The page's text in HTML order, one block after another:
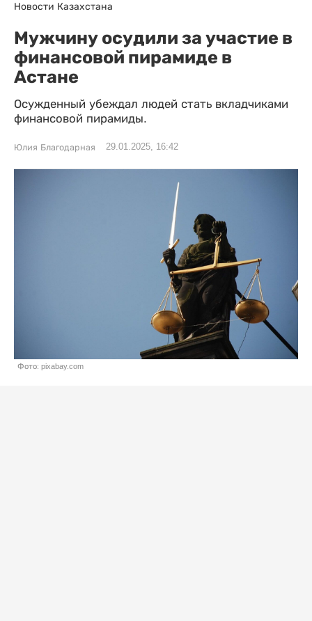
Новости Казахстана
Мужчину осудили за участие в
финансовой пирамиде в
Астане
Осужденный убеждал людей стать вкладчиками
финансовой пирамиды.
Юлия Благодарная 29.01.2025, 16:42
Фото: pixabay.com